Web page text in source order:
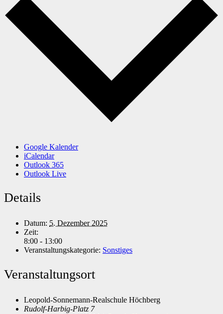
Google Kalender
iCalendar
Outlook 365
Outlook Live
Details
Datum: 5. Dezember 2025
Zeit:
8:00 - 13:00
Veranstaltungskategorie: Sonstiges
Veranstaltungsort
Leopold-Sonnemann-Realschule Höchberg
Rudolf-Harbig-Platz 7